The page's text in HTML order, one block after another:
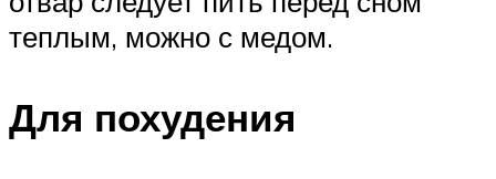
теплым, можно с медом.
Для похудения